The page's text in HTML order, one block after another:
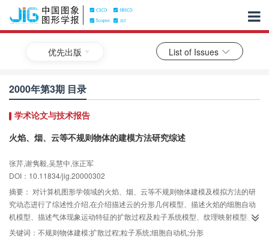
优先出版 List of Issues
2000年第3期 目录
学术论文与技术报告
火焰、烟、云等不规则物体的建模方法研究综述
张芹,谢隽毅,吴慧中,张正军
DOI：10.11834/jig.20000302
摘要： 对计算机图形学领域的火焰、烟、云等不规则物体建模及模拟方法的研
究动态进行了综述性介绍,在介绍描述云的分形几何模型、描述火焰的细胞自动
机模型、描述气体现象运动特征的扩散过程及粒子系统模型、纹理映射模型和
光照模型的基础上,分析和总结了几个主要方法的特点及使用场合.
关键词： 不规则物体建模;扩散过程;粒子系统;细胞自动机;分形